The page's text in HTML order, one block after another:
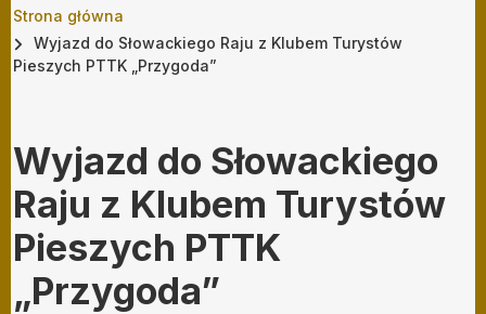
Ścieżka nawigacyjna
Strona główna
Wyjazd do Słowackiego Raju z Klubem Turystów
Pieszych PTTK „Przygoda”
Wyjazd do Słowackiego
Raju z Klubem Turystów
Pieszych PTTK
„Przygoda”